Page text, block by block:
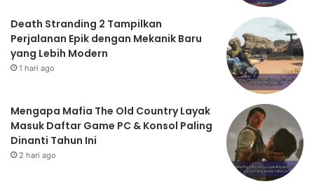
Death Stranding 2 Tampilkan
Perjalanan Epik dengan Mekanik Baru
yang Lebih Modern
1 hari ago
Mengapa Mafia The Old Country Layak
Masuk Daftar Game PC & Konsol Paling
Dinanti Tahun Ini
2 hari ago